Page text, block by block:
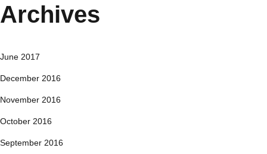
Archives
June 2017
December 2016
November 2016
October 2016
September 2016